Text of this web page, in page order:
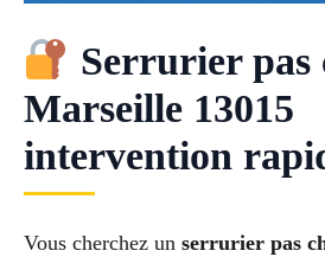
Serrurier pas
Marseille 13015
intervention
Vous cherchez un serrurier pas